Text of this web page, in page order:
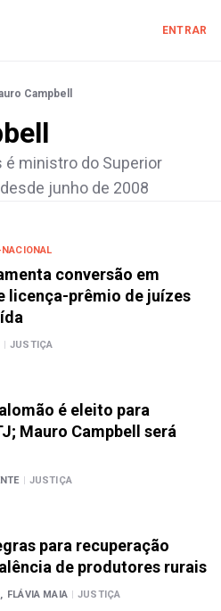
ENTRAR
Campbell
é ministro do Superior
junho de 2008
NACIONAL
conversão em
licença-prêmio de juízes
| JUSTIÇA
é eleito para
Mauro Campbell será
| JUSTIÇA
para recuperação
de produtores rurais
FLÁVIA MAIA | JUSTIÇA